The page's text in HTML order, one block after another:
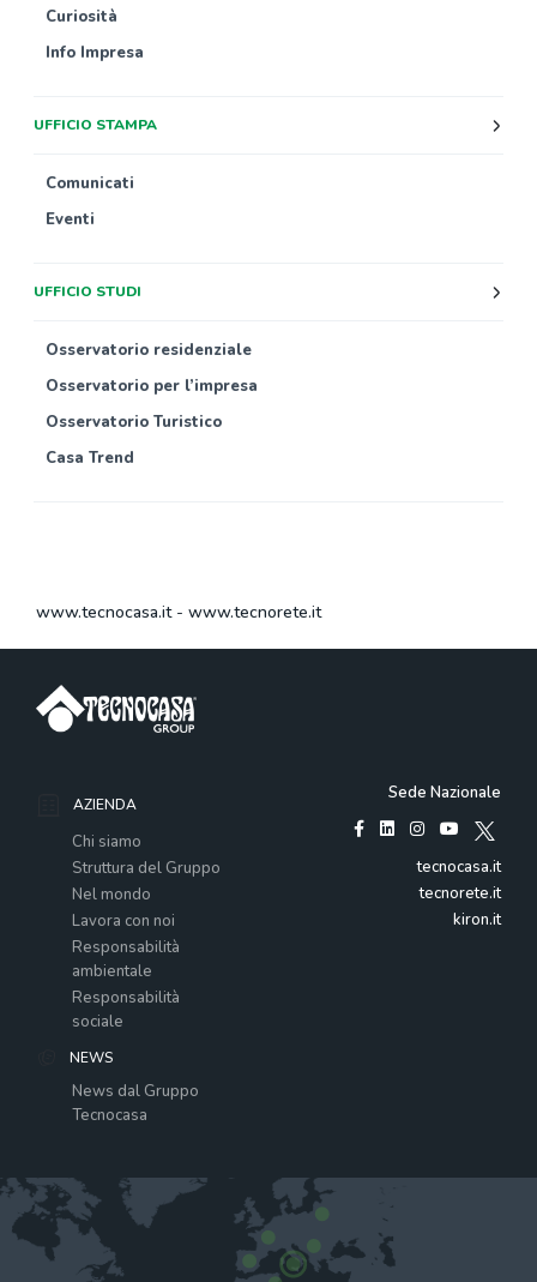
Curiosità
Info Impresa
UFFICIO STAMPA
Comunicati
Eventi
UFFICIO STUDI
Osservatorio residenziale
Osservatorio per l’impresa
Osservatorio Turistico
Casa Trend
www.tecnocasa.it- www.tecnorete.it
AZIENDA
Chi siamo
Struttura del Gruppo
Nel mondo
Lavora con noi
Responsabilità
ambientale
Responsabilità
sociale
NEWS
News dal Gruppo
Tecnocasa
Sede Nazionale
tecnocasa.it
tecnorete.it
kiron.it